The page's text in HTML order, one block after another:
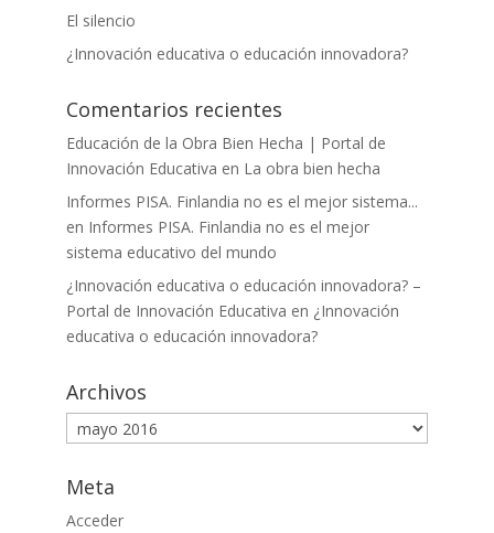
El silencio
¿Innovación educativa o educación innovadora?
Comentarios recientes
Educación de la Obra Bien Hecha | Portal de
Innovación Educativa en La obra bien hecha
Informes PISA. Finlandia no es el mejor sistema...
en Informes PISA. Finlandia no es el mejor
sistema educativo del mundo
¿Innovación educativa o educación innovadora? –
Portal de Innovación Educativa en ¿Innovación
educativa o educación innovadora?
Archivos
Archivos
Meta
Acceder